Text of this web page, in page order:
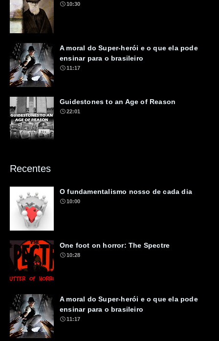
10:30
A moral do Super-herói e o que ela pode
ensinar para o brasileiro
11:17
Guidestones to an Age of Reason
22:01
Recentes
O fundamentalismo nosso de cada dia
10:00
One foot on horror: The Spectre
10:28
A moral do Super-herói e o que ela pode
ensinar para o brasileiro
11:17